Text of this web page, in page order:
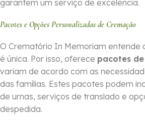
garantem um serviço de excelência.
Pacotes e Opções Personalizadas de Cremação
O Crematório In Memoriam entende
é única. Por isso, oferece pacotes
variam de acordo com as
das famílias. Estes pacotes podem
de urnas, serviços de translado e
despedida.